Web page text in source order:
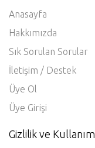
Anasayfa
Hakkımızda
Sık Sorulan Sorular
İletişim / Destek
Üye Ol
Üye Girişi
Gizlilik ve Kullanım